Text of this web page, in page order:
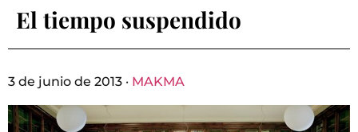
El tiempo suspendido
3 de junio de 2013 · MAKMA